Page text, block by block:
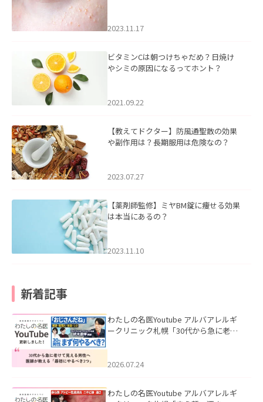
2023.11.17
ビタミンCは朝つけちゃだめ？日焼け
やシミの原因になるってホント？
2021.09.22
【教えてドクター】防風通聖散の効果
や副作用は？長期服用は危険なの？
2023.07.27
【薬剤師監修】ミヤBM錠に痩せる効果
は本当にあるの？
2023.11.10
新着記事
わたしの名医Youtube アルバアレルギ
ークリニック札幌「30代から急に老け
た。
2026.07.24
わたしの名医Youtube アルバアレルギ